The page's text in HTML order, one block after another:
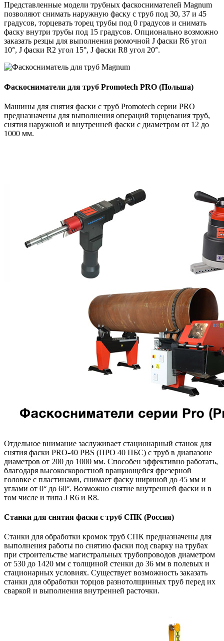
Представленные модели трубных фаскоснимателей Magnum
позволяют снимать наружную фаску с труб под 30, 37 и 45
градусов, торцевать торец трубы под 0 градусов и снимать
фаску внутри трубы под 15 градусов. Опционально возможно
заказать резцы для выполнения рюмочной J фаски R6 угол
10°, J фаски R2 угол 15°, J фаски R8 угол 20°.
Фаскосниматели для труб Promotech PRO (Польша)
Машины для снятия фаски с труб Promotech серии PRO
предназначены для выполнения операций торцевания труб,
снятия наружной и внутренней фаски с диаметром от 12 до
1000 мм.
Отдельное внимание заслуживает стационарный станок для
снятия фаски PRO-40 PBS (ПРО 40 ПБС) с труб в диапазоне
диаметров от 200 до 1000 мм. Способен эффективно работать,
благодаря высокоскоростной вращающейся фрезерной
головке с пластинами, снимает фаску шириной до 45 мм и
углами от 0° до 60°. Возможно снятие внутренней фаски и в
том числе и типа J R6 и R8.
Станки для снятия фаски с труб СПК (Россия)
Станки для обработки кромок труб СПК предназначены для
выполнения работы по снятию фаски под сварку на трубах
при строительстве магистральных трубопроводов диаметром
от 530 до 1420 мм с толщиной стенки до 36 мм в полевых и
стационарных условиях. Существует возможность заказать
станки для обработки торцов разнотолщинных труб перед их
сваркой и выполнения внутренней расточки.